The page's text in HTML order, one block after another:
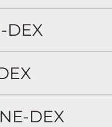
DEX
DEX